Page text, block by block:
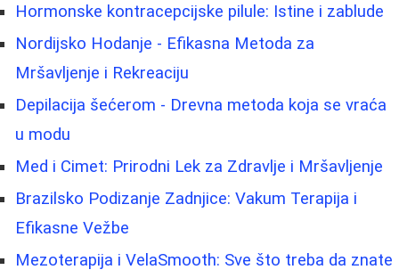
Hormonske kontracepcijske pilule: Istine i zablude
Nordijsko Hodanje - Efikasna Metoda za
Mršavljenje i Rekreaciju
Depilacija šećerom - Drevna metoda koja se vraća
u modu
Med i Cimet: Prirodni Lek za Zdravlje i Mršavljenje
Brazilsko Podizanje Zadnjice: Vakum Terapija i
Efikasne Vežbe
Mezoterapija i VelaSmooth: Sve što treba da znate